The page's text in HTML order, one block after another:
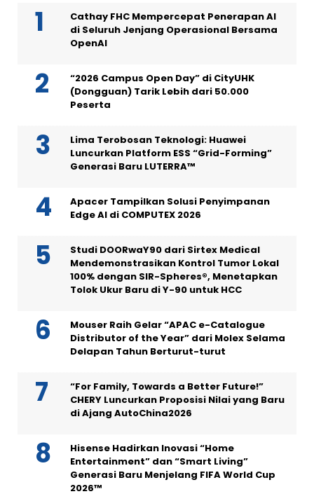
Cathay FHC Mempercepat Penerapan AI
di Seluruh Jenjang Operasional Bersama
OpenAI
“2026 Campus Open Day” di CityUHK
(Dongguan) Tarik Lebih dari 50.000
Peserta
Lima Terobosan Teknologi: Huawei
Luncurkan Platform ESS “Grid-Forming”
Generasi Baru LUTERRA™
Apacer Tampilkan Solusi Penyimpanan
Edge AI di COMPUTEX 2026
Studi DOORwaY90 dari Sirtex Medical
Mendemonstrasikan Kontrol Tumor Lokal
100% dengan SIR-Spheres®, Menetapkan
Tolok Ukur Baru di Y-90 untuk HCC
Mouser Raih Gelar “APAC e-Catalogue
Distributor of the Year” dari Molex Selama
Delapan Tahun Berturut-turut
“For Family, Towards a Better Future!”
CHERY Luncurkan Proposisi Nilai yang Baru
di Ajang AutoChina2026
Hisense Hadirkan Inovasi “Home
Entertainment” dan “Smart Living”
Generasi Baru Menjelang FIFA World Cup
2026™